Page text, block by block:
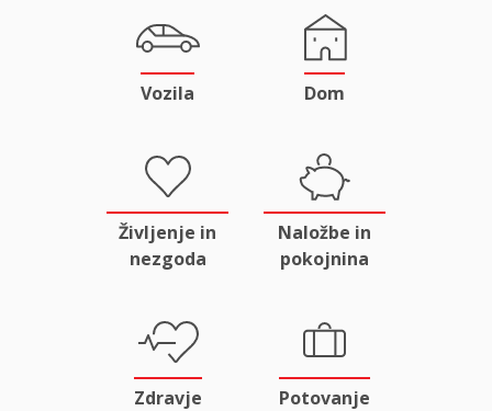
Vozila Dom
Življenje in
nezgoda
Naložbe in
pokojnina
Zdravje Potovanje